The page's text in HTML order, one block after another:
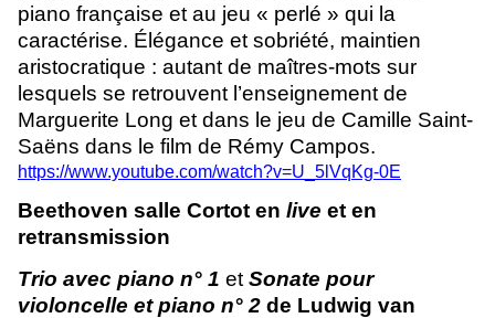
piano française et au jeu « perlé » qui la
caractérise. Élégance et sobriété, maintien
aristocratique : autant de maîtres-mots sur
lesquels se retrouvent l’enseignement de
Marguerite Long et dans le jeu de Camille Saint-
Saëns dans le film de Rémy Campos.
https://www.youtube.com/watch?v=U_5lVqKg-0E
Beethoven salle Cortot en live et en
retransmission
Trio avec piano n° 1 et Sonate pour
violoncelle et piano n° 2 de Ludwig van